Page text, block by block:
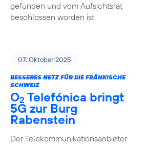
gefunden und vom Aufsichtsrat
beschlossen worden ist.
07. Oktober 2025
BESSERES NETZ FÜR DIE FRÄNKISCHE
SCHWEIZ
O2 Telefónica bringt
5G zur Burg
Rabenstein
Der Telekommunikationsanbieter